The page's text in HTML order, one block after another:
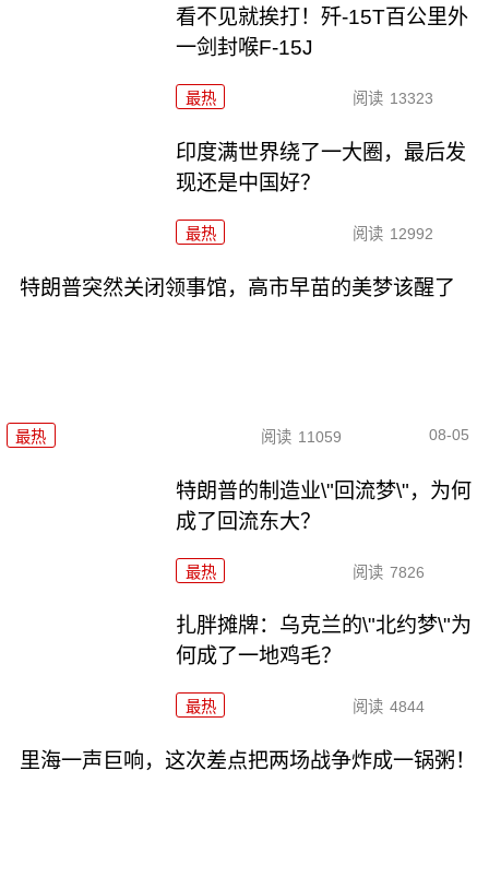
看不见就挨打！歼-15T百公里外
一剑封喉F-15J
最热 阅读 13323
印度满世界绕了一大圈，最后发
现还是中国好？
最热 阅读 12992
特朗普突然关闭领事馆，高市早苗的美梦该醒了
最热 阅读 11059 08-05
特朗普的制造业\"回流梦\"，为何
成了回流东大？
最热 阅读 7826
扎胖摊牌：乌克兰的\"北约梦\"为
何成了一地鸡毛？
最热 阅读 4844
里海一声巨响，这次差点把两场战争炸成一锅粥！